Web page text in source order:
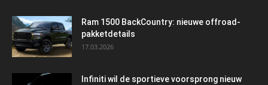
Ram 1500 BackCountry: nieuwe offroad-
pakketdetails
17.03.2026
Infiniti wil de sportieve voorsprong nieuw